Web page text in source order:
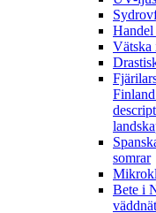
Vätska
somrar
Bete i